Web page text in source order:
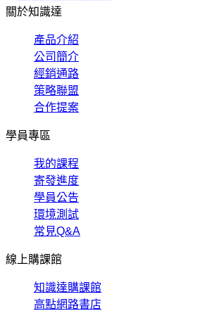
關於知識達
產品介紹
公司簡介
經銷通路
策略聯盟
合作提案
學員專區
我的課程
寄發進度
學員公告
環境測試
常見Q&A
線上購課館
知識達購課館
高點網路書店